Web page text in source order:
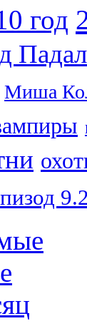
год
Миша